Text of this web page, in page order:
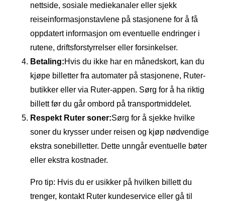
nettside, sosiale mediekanaler eller sjekk
reiseinformasjonstavlene på stasjonene for å få
oppdatert informasjon om eventuelle endringer i
rutene, driftsforstyrrelser eller forsinkelser.
Betaling:Hvis du ikke har en månedskort, kan du
kjøpe billetter fra automater på stasjonene, Ruter-
butikker eller via Ruter-appen. Sørg for å ha riktig
billett før du går ombord på transportmiddelet.
Respekt Ruter soner:Sørg for å sjekke hvilke
soner du krysser under reisen og kjøp nødvendige
ekstra sonebilletter. Dette unngår eventuelle bøter
eller ekstra kostnader.
Pro tip: Hvis du er usikker på hvilken billett du
trenger, kontakt Ruter kundeservice eller gå til